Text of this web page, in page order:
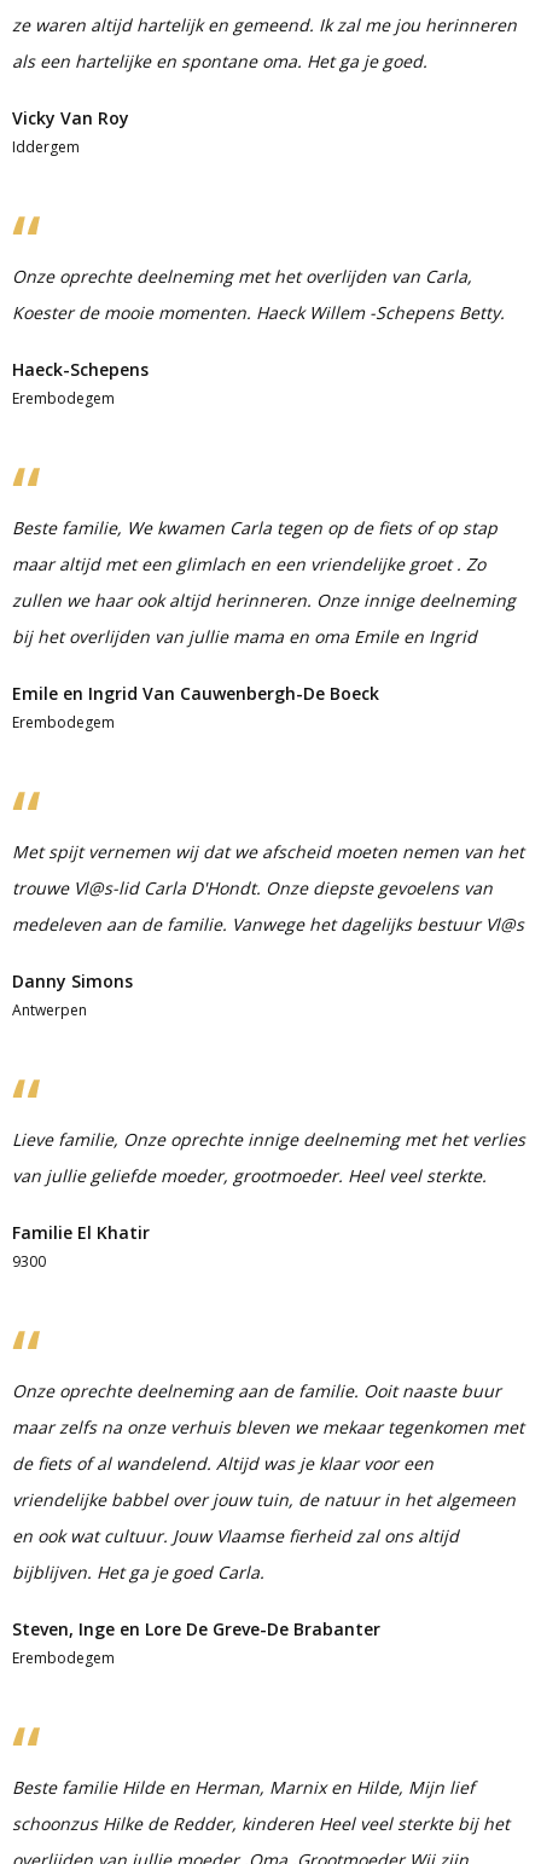
ze waren altijd hartelijk en gemeend. Ik zal me jou herinneren
als een hartelijke en spontane oma. Het ga je goed.
Vicky Van Roy
Iddergem
Onze oprechte deelneming met het overlijden van Carla,
Koester de mooie momenten. Haeck Willem -Schepens Betty.
Haeck-Schepens
Erembodegem
Beste familie, We kwamen Carla tegen op de fiets of op stap
maar altijd met een glimlach en een vriendelijke groet . Zo
zullen we haar ook altijd herinneren. Onze innige deelneming
bij het overlijden van jullie mama en oma Emile en Ingrid
Emile en Ingrid Van Cauwenbergh-De Boeck
Erembodegem
Met spijt vernemen wij dat we afscheid moeten nemen van het
trouwe Vl@s-lid Carla D'Hondt. Onze diepste gevoelens van
medeleven aan de familie. Vanwege het dagelijks bestuur Vl@s
Danny Simons
Antwerpen
Lieve familie, Onze oprechte innige deelneming met het verlies
van jullie geliefde moeder, grootmoeder. Heel veel sterkte.
Familie El Khatir
9300
Onze oprechte deelneming aan de familie. Ooit naaste buur
maar zelfs na onze verhuis bleven we mekaar tegenkomen met
de fiets of al wandelend. Altijd was je klaar voor een
vriendelijke babbel over jouw tuin, de natuur in het algemeen
en ook wat cultuur. Jouw Vlaamse fierheid zal ons altijd
bijblijven. Het ga je goed Carla.
Steven, Inge en Lore De Greve-De Brabanter
Erembodegem
Beste familie Hilde en Herman, Marnix en Hilde, Mijn lief
schoonzus Hilke de Redder, kinderen Heel veel sterkte bij het